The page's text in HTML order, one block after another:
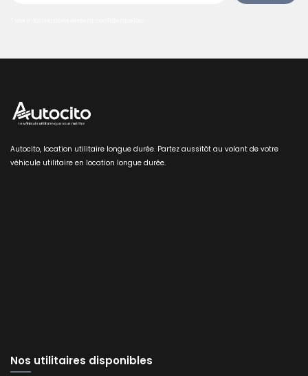
Autocito, location utilitaire longue durée. Partez aussitôt au volant de votre
véhicule utilitaire en location longue durée.
Nos utilitaires disponibles